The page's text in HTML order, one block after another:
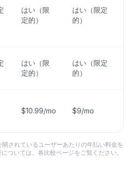
はい（限
定的）
はい（限定
的）
はい（限
定的）
はい（限定
的）
$10.99/mo $9/mo
されているユーザーあたりの年払い料金を
ついては、各比較ページをご覧ください。